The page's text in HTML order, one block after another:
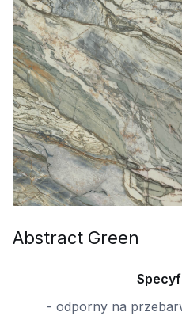
Abstract Green
- odporny na